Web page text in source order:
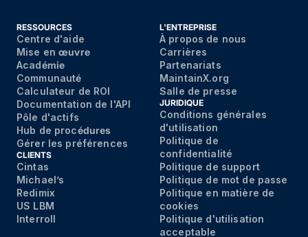
RESSOURCES
Centre d'aide
Mise enœuvre
Académie
Communauté
Calculateur de ROI
Documentation de l'API
Pôle d'actifs
Hub de procédures
Gérer les préférences
CLIENTS
Cintas
Michael’s
Redimix
US LBM
Interroll
L'ENTREPRISE
À propos de nous
Carrières
Partenariats
MaintainX.org
Salle de presse
JURIDIQUE
Conditions générales
d'utilisation
Politique de
confidentialité
Politique de support
Politique de mot de passe
Politique en matière de
cookies
Politique d'utilisation
acceptable